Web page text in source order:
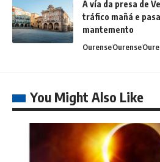
A vía da presa de
tráfico mañá e
mantemento
OurenseOurense
You Might Also Like